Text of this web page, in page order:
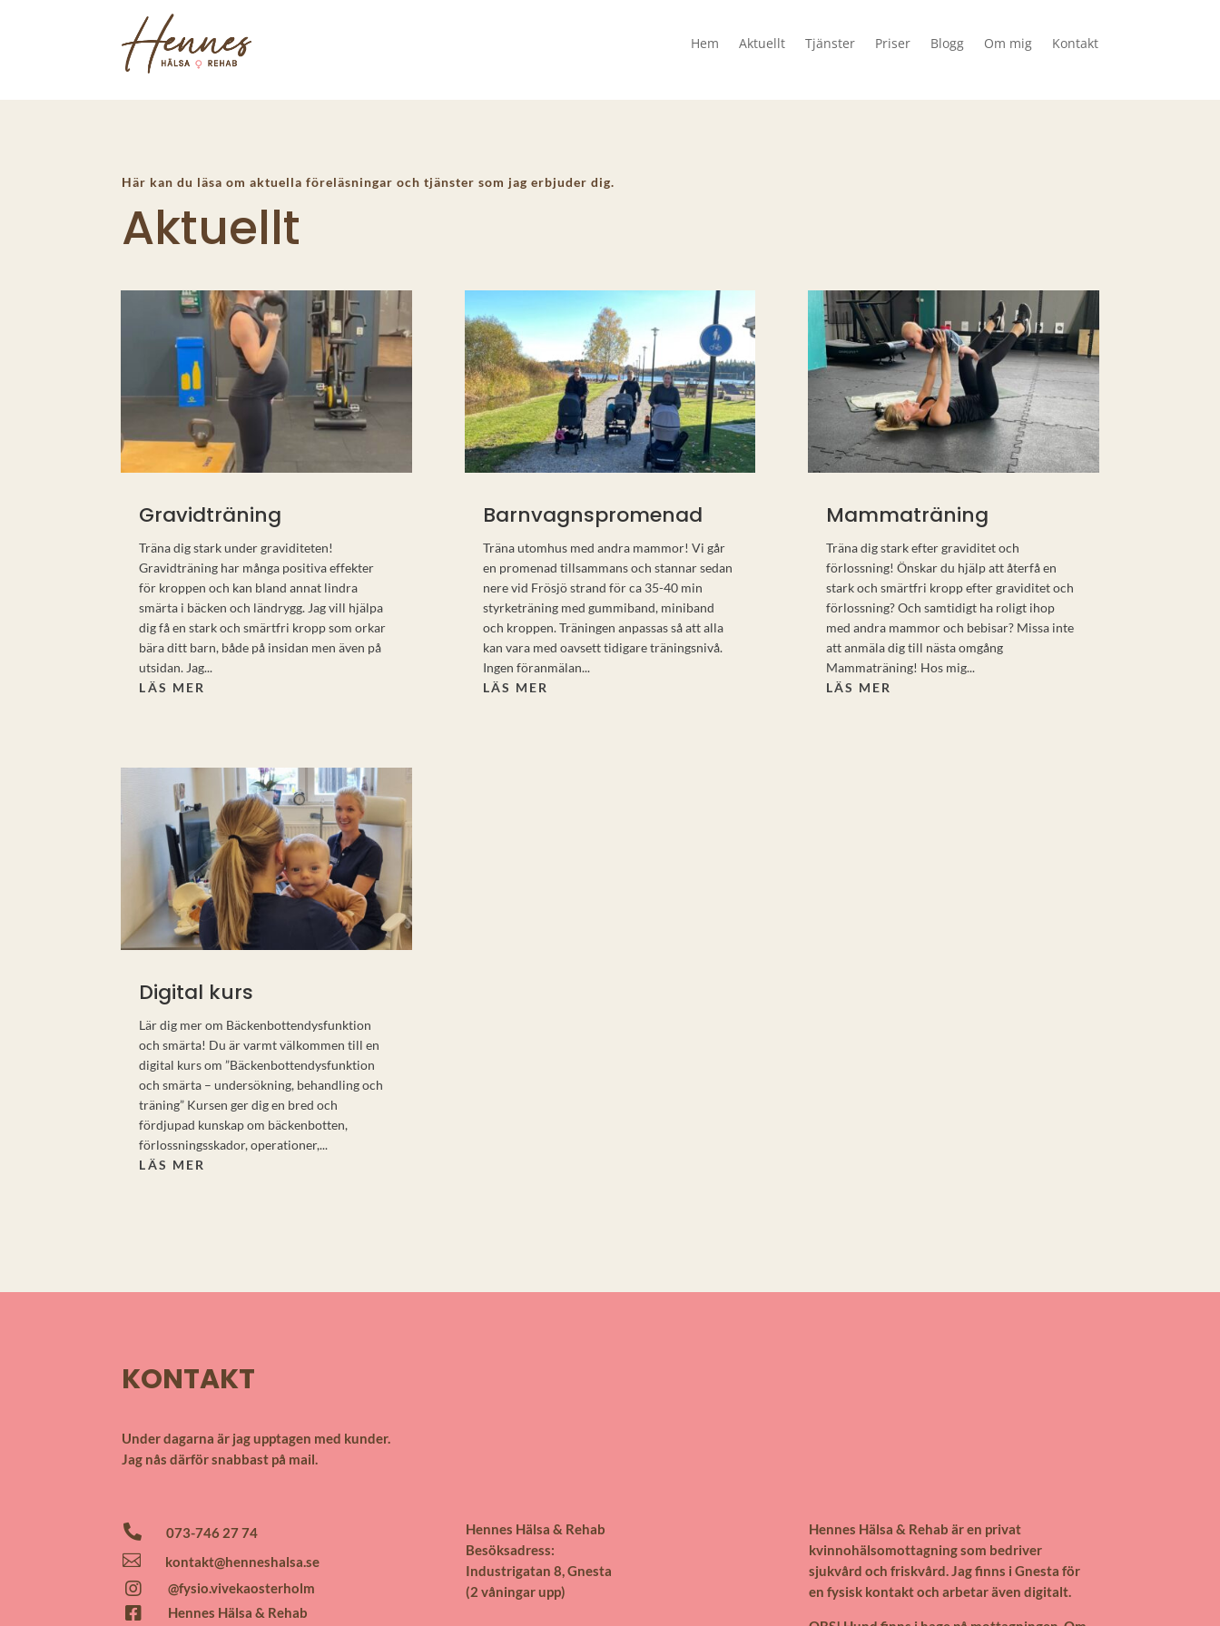
Hem Aktuellt Tjänster Priser Blogg Om mig Kontakt
Här kan du läsa om aktuella föreläsningar och tjänster som jag erbjuder dig.
Aktuellt
Gravidträning
Träna dig stark under graviditeten!
Gravidträning har många positiva effekter
för kroppen och kan bland annat lindra
smärta i bäcken och ländrygg. Jag vill hjälpa
dig få en stark och smärtfri kropp som orkar
bära ditt barn, både på insidan men även på
utsidan. Jag...
LÄS MER
Digital kurs
Lär dig mer om Bäckenbottendysfunktion
och smärta! Du är varmt välkommen till en
digital kurs om ”Bäckenbottendysfunktion
och smärta – undersökning, behandling och
träning” Kursen ger dig en bred och
fördjupad kunskap om bäckenbotten,
förlossningsskador, operationer,...
LÄS MER
Barnvagnspromenad
Träna utomhus med andra mammor! Vi går
en promenad tillsammans och stannar sedan
nere vid Frösjö strand för ca 35-40 min
styrketräning med gummiband, miniband
och kroppen. Träningen anpassas så att alla
kan vara med oavsett tidigare träningsnivå.
Ingen föranmälan...
LÄS MER
Mammaträning
Träna dig stark efter graviditet och
förlossning! Önskar du hjälp att återfå en
stark och smärtfri kropp efter graviditet och
förlossning? Och samtidigt ha roligt ihop
med andra mammor och bebisar? Missa inte
att anmäla dig till nästa omgång
Mammaträning! Hos mig...
LÄS MER
KONTAKT
Under dagarna är jag upptagen med kunder.
Jag nås därför snabbast på mail.
 073-746 27 74
 kontakt@henneshalsa.se
 @fysio.vivekaosterholm
 Hennes Hälsa & Rehab
Hennes Hälsa & Rehab
Besöksadress:
Industrigatan 8, Gnesta
(2 våningar upp)
Hennes Hälsa & Rehab är en privat
kvinnohälsomottagning som bedriver
sjukvård och friskvård. Jag finns i Gnesta för
en fysisk kontakt och arbetar även digitalt.